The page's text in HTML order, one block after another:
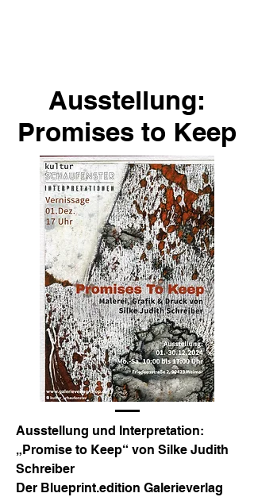
Ausstellung:
Promises to Keep
Ausstellung und Interpretation:
„Promise to Keep“ von Silke Judith
Schreiber
Der Blueprint.edition Galerieverlag